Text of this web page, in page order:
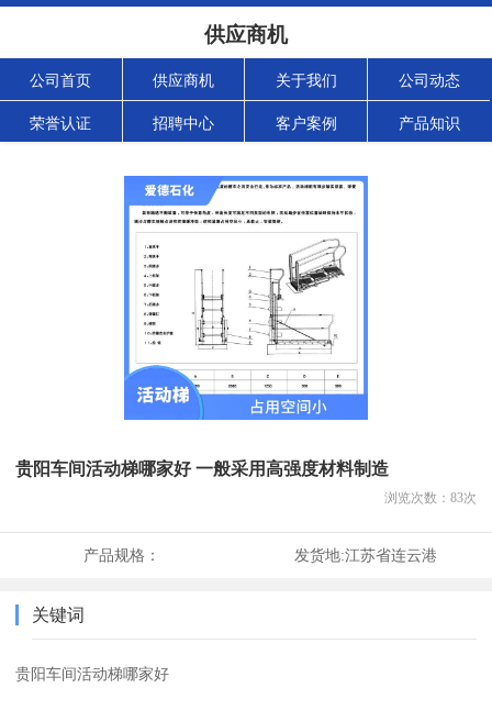
供应商机
公司首页 供应商机 关于我们 公司动态
荣誉认证 招聘中心 客户案例 产品知识
贵阳车间活动梯哪家好 一般采用高强度材料制造
浏览次数： 83次
产品规格： 发货地:江苏省连云港
关键词
贵阳车间活动梯哪家好